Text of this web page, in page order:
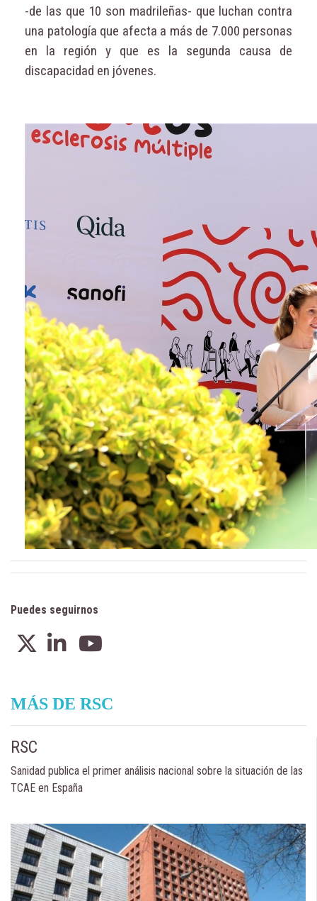
-de las que 10 son madrileñas- que luchan contra
una patología que afecta a más de 7.000 personas
en la región y que es la segunda causa de
discapacidad en jóvenes.
Puedes seguirnos
MÁS DE RSC
RSC
Sanidad publica el primer análisis nacional sobre la situación de las
TCAE en España